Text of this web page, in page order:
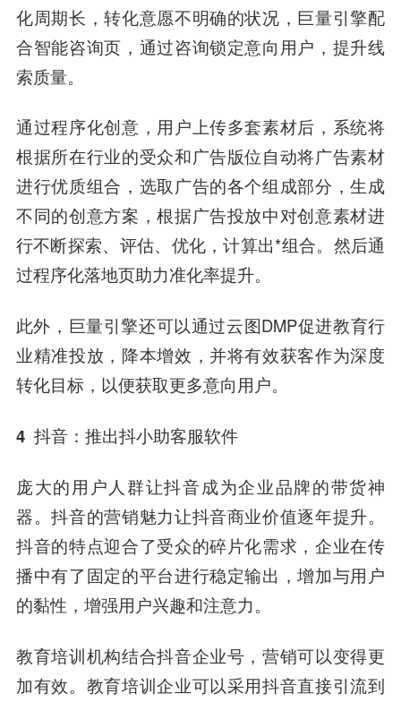
化周期长，转化意愿不明确的状况，巨量引擎配
合智能咨询页，通过咨询锁定意向用户，提升线
索质量。
通过程序化创意，用户上传多套素材后，系统将
根据所在行业的受众和广告版位自动将广告素材
进行优质组合，选取广告的各个组成部分，生成
不同的创意方案，根据广告投放中对创意素材进
行不断探索、评估、优化，计算出*组合。然后通
过程序化落地页助力准化率提升。
此外，巨量引擎还可以通过云图DMP促进教育行
业精准投放，降本增效，并将有效获客作为深度
转化目标，以便获取更多意向用户。
4 抖音：推出抖小助客服软件
庞大的用户人群让抖音成为企业品牌的带货神
器。抖音的营销魅力让抖音商业价值逐年提升。
抖音的特点迎合了受众的碎片化需求，企业在传
播中有了固定的平台进行稳定输出，增加与用户
的黏性，增强用户兴趣和注意力。
教育培训机构结合抖音企业号，营销可以变得更
加有效。 教育培训企业可以采用抖音直接引流到